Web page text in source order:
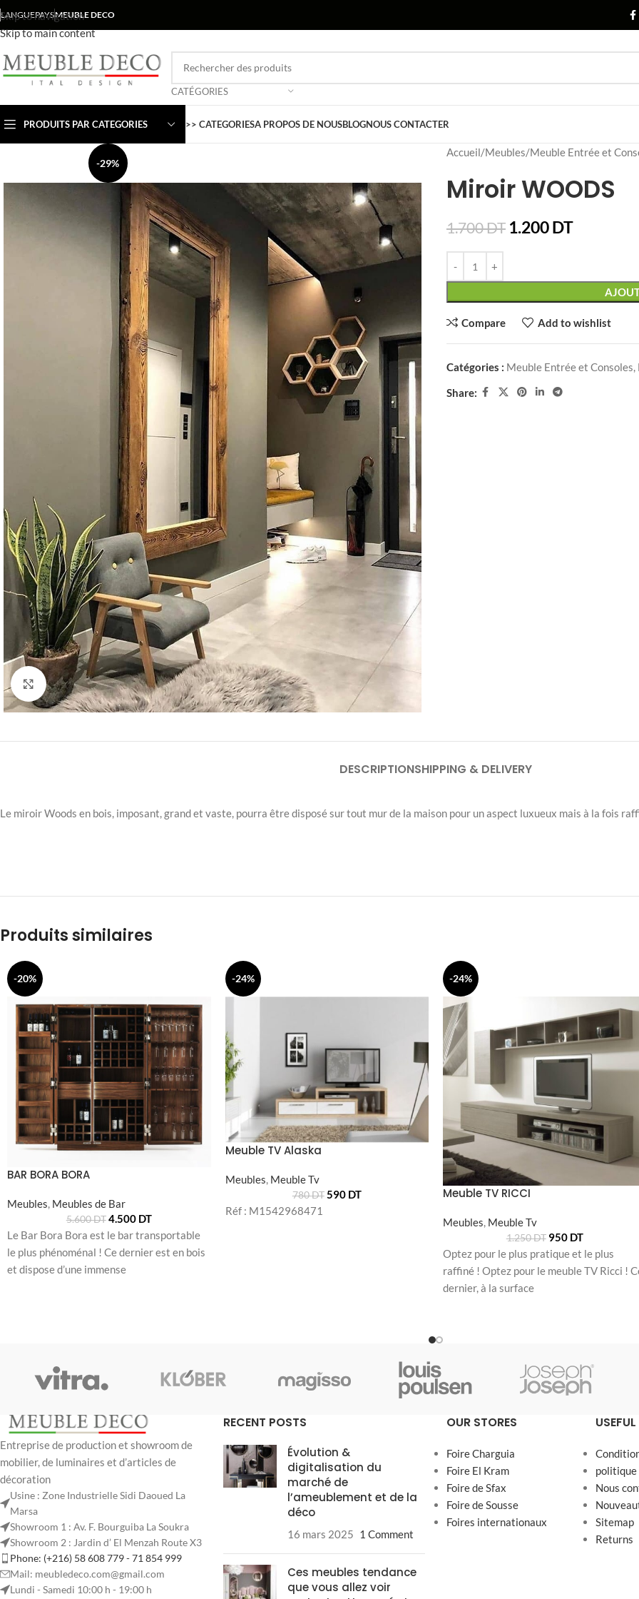
Skip to navigation
Skip to main content
LANGUEPAYSMEUBLE DECO
CATÉGORIES
PRODUITS PAR CATEGORIES >> CATEGORIESA PROPOS DE NOUSBLOGNOUS CONTACTER
-29%
Click to enlarge
Accueil Meubles Meuble Entrée et
Miroir WOODS
1.700DT 1.200DT
Compare Add to wishlist
Catégories : Meuble Entrée et Consoles,
Share:
DESCRIPTIONSHIPPING & DELIVERY
Le miroir Woods en bois, imposant, grand et vaste, pourra être disposé sur tout mur de la maison pour un aspect luxueux mais à la fois
Produits similaires
-20%
BAR BORA BORA
Meubles, Meubles de Bar
5.600DT 4.500 DT
Le Bar Bora Bora est le bar transportable
le plus phénoménal ! Ce dernier est en bois
et dispose d’une immense
-24%
Meuble TV Alaska
Meubles, Meuble Tv
780DT 590 DT
Réf : M1542968471
-24%
Meuble TV RICCI
Meubles, Meuble Tv
1.250DT 950 DT
Optez pour le plus pratique et le plus
raffiné ! Optez pour le meuble TV Ricci !
dernier, à la surface
Entreprise de production et showroom de
mobilier, de luminaires et d’articles de
décoration
Usine : Zone Industrielle Sidi Daoued La
Marsa
Showroom 1 : Av. F. Bourguiba La Soukra
Showroom 2 : Jardin d’ El Menzah Route X3
Phone: (+216) 58 608 779 - 71 854 999
Mail: meubledeco.com@gmail.com
Lundi - Samedi 10:00 h - 19:00 h
RECENT POSTS
Évolution &
digitalisation du
marché de
l’ameublement et de la
déco
16 mars 2025 1 Comment
Ces meubles tendance
que vous allez voir
OUR STORES
Foire Charguia
Foire El Kram
Foire de Sfax
Foire de Sousse
Foires internationaux
Nous
Sitemap
Returns